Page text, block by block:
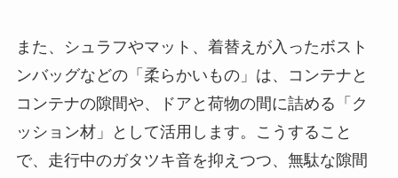
また、シュラフやマット、着替えが入ったボスト
ンバッグなどの「柔らかいもの」は、コンテナと
コンテナの隙間や、ドアと荷物の間に詰める「ク
ッション材」として活用します。こうすること
で、走行中のガタツキ音を抑えつつ、無駄な隙間